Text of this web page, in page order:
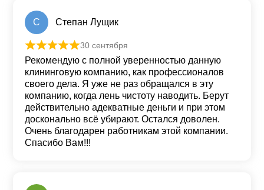
С Степан Лущик
Оценка
30 сентября
Рекомендую с полной уверенностью данную
клининговую компанию, как профессионалов
своего дела. Я уже не раз обращался в эту
компанию, когда лень чистоту наводить. Берут
действительно адекватные деньги и при этом
досконально всё убирают. Остался доволен.
Очень благодарен работникам этой компании.
Спасибо Вам!!!